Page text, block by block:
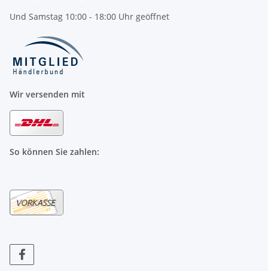
Und Samstag 10:00 - 18:00 Uhr geöffnet
Wir versenden mit
So können Sie zahlen: